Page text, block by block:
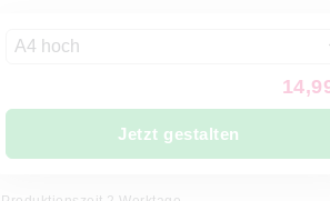
A4 hoch
Jetzt gestalten